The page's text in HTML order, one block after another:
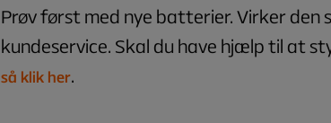
Prøv først med nye batterier. Virker den
kundeservice. Skal du have hjælp til at
så klik her.